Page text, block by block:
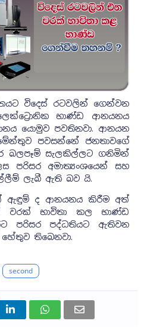
විදෙස් රටවලින් ගෙන්වන
භාණ්ඩ ආනයනය
යොමුව පවතිනවා. ආනයන
පවසන්නේ ජනතාවගේ
බලපෑම් සැලකිල්ලට ගනිමින්
පරිසර අමාත්‍යංශයෙන් සහ
ලැබී ඇති බව යි.
ඇඳුම් ද ආනයනය කිරීම අත්
වරක් භාවිතා කල භාණ්ඩ
පරිසර පද්ධතියට ඇතිවන
තිබෙනවා.
second